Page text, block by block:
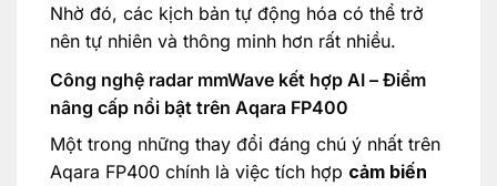
Nhờ đó, các kịch bản tự động hóa có thể trở
nên tự nhiên và thông minh hơn rất nhiều.
Công nghệ radar mmWave kết hợp AI – Điểm
nâng cấp nổi bật trên Aqara FP400
Một trong những thay đổi đáng chú ý nhất trên
Aqara FP400 chính là việc tích hợp cảm biến